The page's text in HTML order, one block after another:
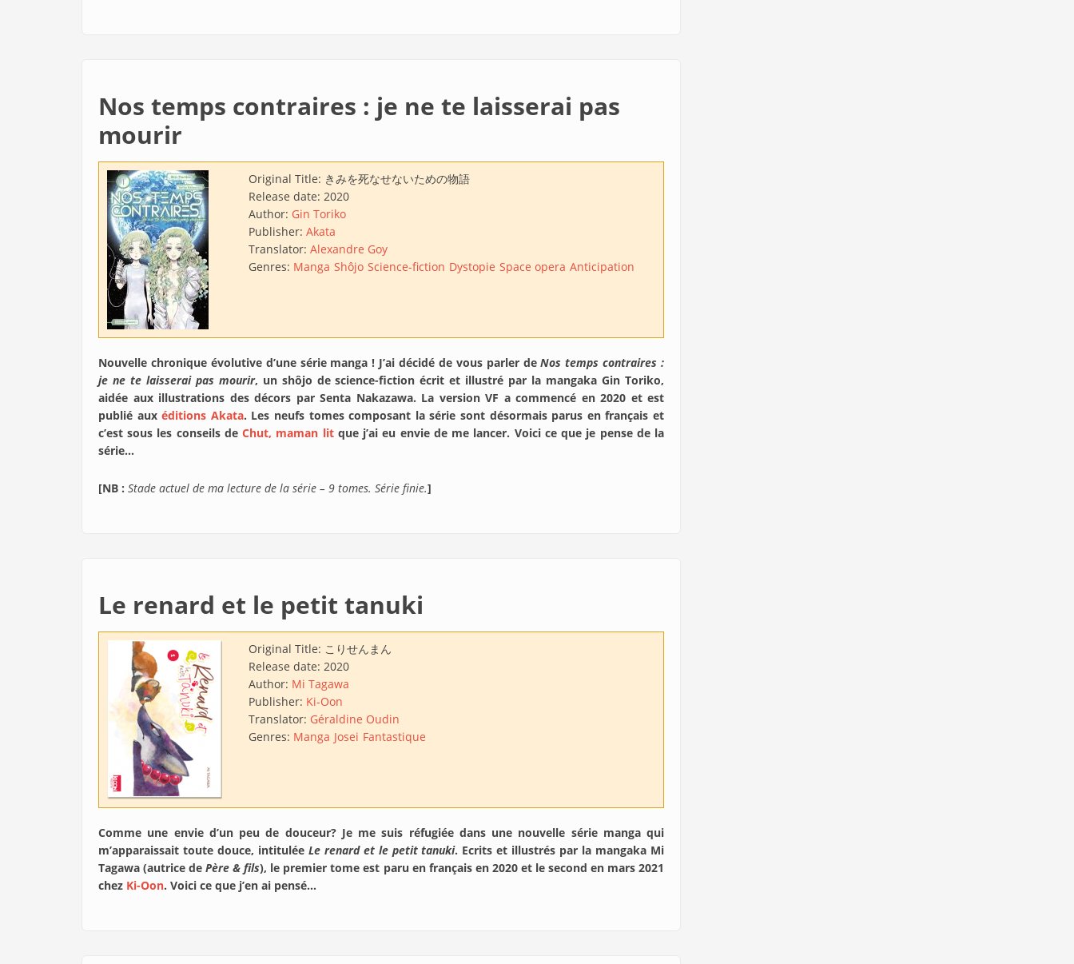
Nos temps contraires : je ne te laisserai pas
mourir
Original Title: きみを死なせないための物語
Release date: 2020
Author: Gin Toriko
Publisher: Akata
Translator: Alexandre Goy
Genres: Manga Shôjo Science-fiction Dystopie Space opera Anticipation
Nouvelle chronique évolutive d’une série manga ! J’ai décidé de vous parler deNos temps contraires :
je ne te laisserai pas mourir, un shôjo de science-fiction écrit et illustré par la mangaka Gin Toriko,
aidée aux illustrations des décors par Senta Nakazawa. La version VF a commencé en 2020 et est
publié auxéditions Akata. Les neufs tomes composant la série sont désormais parus en français et
c’est sous les conseils deChut, maman litque j’ai eu envie de me lancer. Voici ce que je pense de la
série…
[NB : Stade actuel de ma lecture de la série – 9 tomes. Série finie.]
Le renard et le petit tanuki
Original Title: こりせんまん
Release date: 2020
Author: Mi Tagawa
Publisher: Ki-Oon
Translator: Géraldine Oudin
Genres: Manga Josei Fantastique
Comme une envie d’un peu de douceur? Je me suis réfugiée dans une nouvelle série manga qui
m’apparaissait toute douce, intitulée Le renard et le petit tanuki. Ecrits et illustrés par la mangaka Mi
Tagawa (autrice dePère & fils), le premier tome est paru en français en 2020 et le second en mars 2021
chez Ki-Oon. Voici ce que j’en ai pensé…